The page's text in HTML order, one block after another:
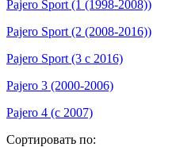
Pajero Sport (1 (1998-2008))
Pajero Sport (2 (2008-2016))
Pajero Sport (3 с 2016)
Pajero 3 (2000-2006)
Pajero 4 (с 2007)
Сортировать по: